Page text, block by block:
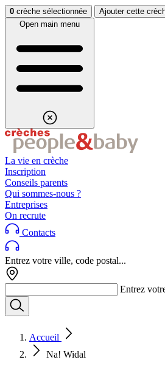
Aller au contenuAller au footer
0 crèche sélectionnée
Ajouter cette
Open main menu
La vie en crèche
Inscription
Conseils parents
Qui sommes-nous ?
Entreprises
On recrute
Contacts
Entrez votre ville, code postal...
Entrez
Accueil
Na! Widal